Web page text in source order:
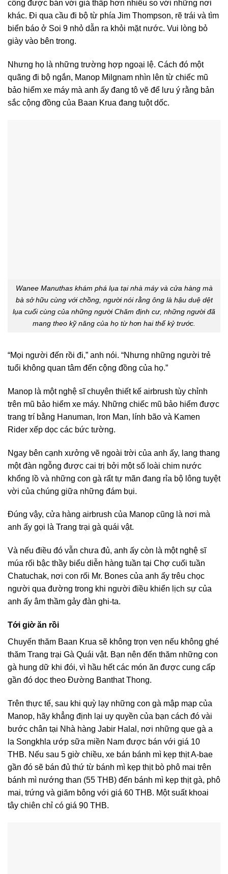
công được bán với giá thấp hơn nhiều so với những nơi
khác. Đi qua cầu đi bộ từ phía Jim Thompson, rẽ trái và tìm
biển báo ở Soi 9 nhỏ dẫn ra khỏi mặt nước. Vui lòng bỏ
giày vào bên trong.
Nhưng họ là những trường hợp ngoại lệ. Cách đó một
quãng đi bộ ngắn, Manop Milgnam nhìn lên từ chiếc mũ
bảo hiểm xe máy mà anh ấy đang tô vẽ để lưu ý rằng bản
sắc cộng đồng của Baan Krua đang tuột dốc.
Wanee Manuthas khám phá lụa tại nhà máy và cửa hàng mà
bà sở hữu cùng với chồng, người nói rằng ông là hậu duệ dệt
lụa cuối cùng của những người Chăm định cư, những người đã
mang theo kỹ năng của họ từ hơn hai thế kỷ trước.
“Mọi người đến rồi đi,” anh nói. “Nhưng những người trẻ
tuổi không quan tâm đến cộng đồng của họ.”
Manop là một nghệ sĩ chuyên thiết kế airbrush tùy chỉnh
trên mũ bảo hiểm xe máy. Những chiếc mũ bảo hiểm được
trang trí bằng Hanuman, Iron Man, lính bão và Kamen
Rider xếp dọc các bức tường.
Ngay bên cạnh xưởng vẽ ngoài trời của anh ấy, lang thang
một đàn ngỗng được cai trị bởi một số loài chim nước
khổng lồ và những con gà rất tự mãn đang rỉa bộ lông tuyệt
vời của chúng giữa những đám bụi.
Đúng vậy, cửa hàng airbrush của Manop cũng là nơi mà
anh ấy gọi là Trang trại gà quái vật.
Và nếu điều đó vẫn chưa đủ, anh ấy còn là một nghệ sĩ
múa rối bậc thầy biểu diễn hàng tuần tại Chợ cuối tuần
Chatuchak, nơi con rối Mr. Bones của anh ấy trêu chọc
người qua đường trong khi người điều khiển lịch sự của
anh ấy âm thầm gảy đàn ghi-ta.
Tới giờ ăn rồi
Chuyến thăm Baan Krua sẽ không trọn vẹn nếu không ghé
thăm Trang trại Gà Quái vật. Bạn nên đến thăm những con
gà hung dữ khi đói, vì hầu hết các món ăn được cung cấp
gần đó dọc theo Đường Banthat Thong.
Trên thực tế, sau khi quỳ lạy những con gà mập mạp của
Manop, hãy khẳng định lại uy quyền của bạn cách đó vài
bước chân tại Nhà hàng Jabir Halal, nơi những que gà a
la Songkhla ướp sữa miền Nam được bán với giá 10
THB. Nếu sau 5 giờ chiều, xe bán bánh mì kẹp thịt A-bae
gần đó sẽ bán đủ thứ từ bánh mì kẹp thịt bò phô mai trên
bánh mì nướng than (55 THB) đến bánh mì kẹp thịt gà, phô
mai, trứng và giăm bông với giá 60 THB. Một suất khoai
tây chiên chỉ có giá 90 THB.